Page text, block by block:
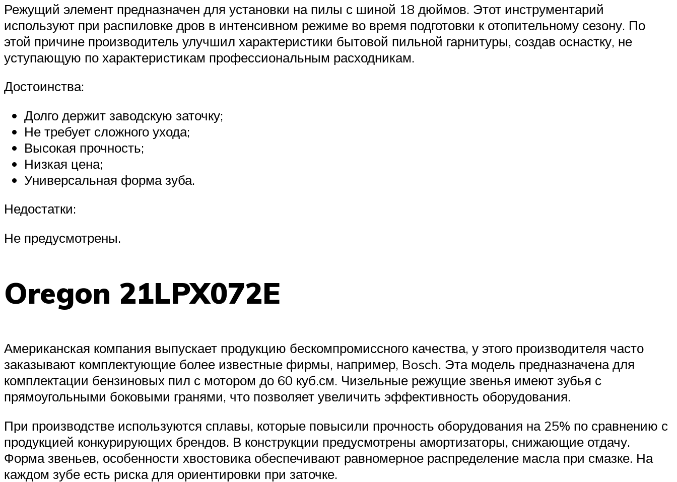
Режущий элемент предназначен для установки на пилы с шиной 18 дюймов. Этот инструментарий
используют при распиловке дров в интенсивном режиме во время подготовки к отопительному сезону. По
этой причине производитель улучшил характеристики бытовой пильной гарнитуры, создав оснастку, не
уступающую по характеристикам профессиональным расходникам.
Достоинства:
Долго держит заводскую заточку;
Не требует сложного ухода;
Высокая прочность;
Низкая цена;
Универсальная форма зуба.
Недостатки:
Не предусмотрены.
Oregon 21LPX072E
Американская компания выпускает продукцию бескомпромиссного качества, у этого производителя часто
заказывают комплектующие более известные фирмы, например, Bosch. Эта модель предназначена для
комплектации бензиновых пил с мотором до 60 куб.см. Чизельные режущие звенья имеют зубья с
прямоугольными боковыми гранями, что позволяет увеличить эффективность оборудования.
При производстве используются сплавы, которые повысили прочность оборудования на 25% по сравнению с
продукцией конкурирующих брендов. В конструкции предусмотрены амортизаторы, снижающие отдачу.
Форма звеньев, особенности хвостовика обеспечивают равномерное распределение масла при смазке. На
каждом зубе есть риска для ориентировки при заточке.